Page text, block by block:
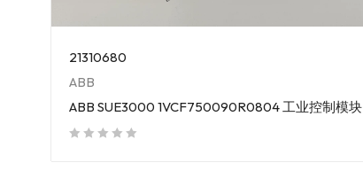
21310680
ABB
ABB SUE3000 1VCF750090R0804 工业控制模块